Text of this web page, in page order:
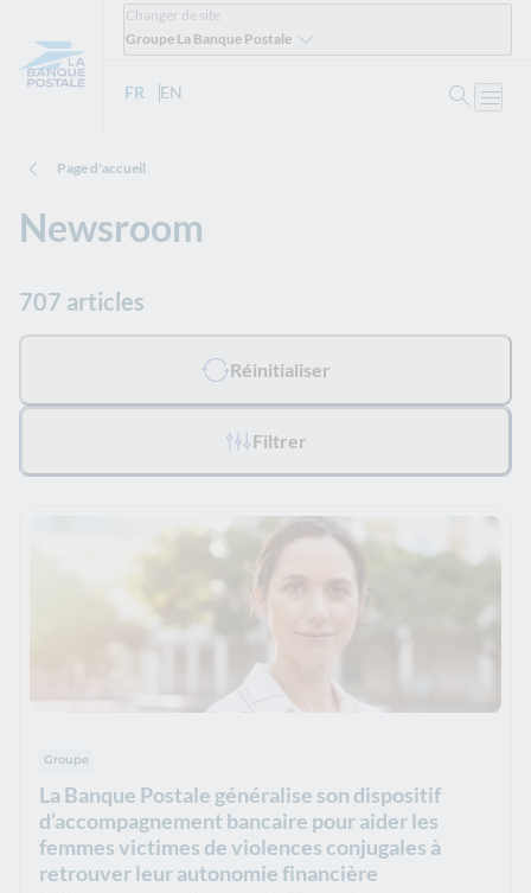
Changer de site
Groupe La Banque Postale
FR - Version française
EN
Page d'accueil
Newsroom
707 articles
Tous les filtres appliqués :
Réinitialiser
Filtrer
Groupe
La Banque Postale généralise son dispositif
d’accompagnement bancaire pour aider les
femmes victimes de violences conjugales à
retrouver leur autonomie financière